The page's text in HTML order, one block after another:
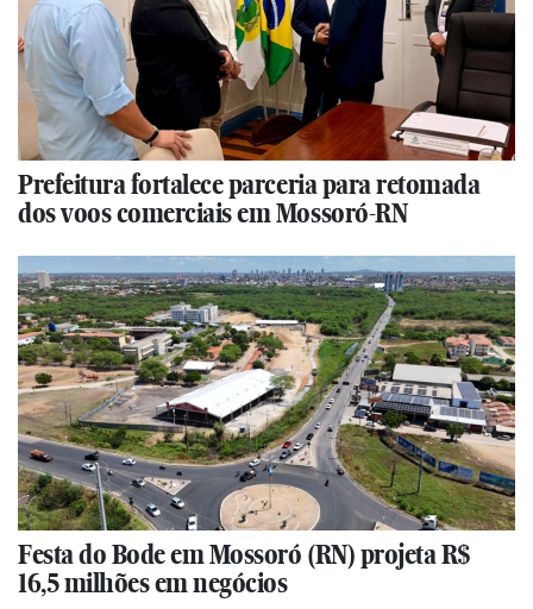
Prefeitura fortalece parceria para retomada
dos voos comerciais em Mossoró-RN
Festa do Bode em Mossoró (RN) projeta R$
16,5 milhões em negócios